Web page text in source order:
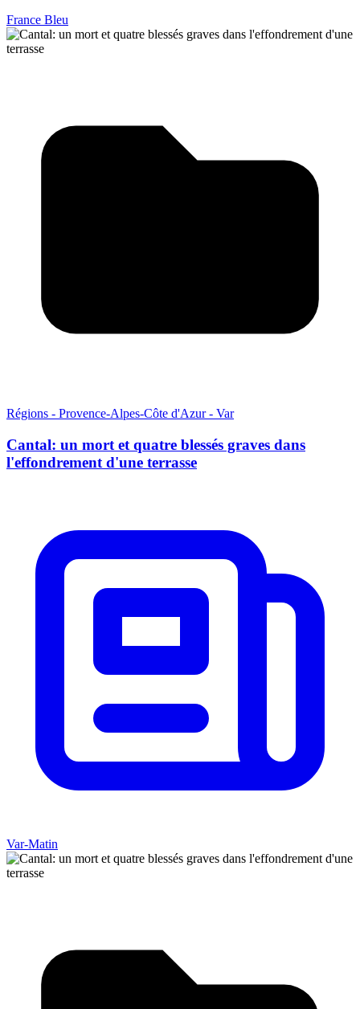
France Bleu
Régions - Provence-Alpes-Côte d'Azur - Var
Cantal: un mort et quatre blessés graves dans
l'effondrement d'une terrasse
Var-Matin